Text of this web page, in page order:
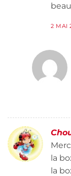
2 MAI
la
la